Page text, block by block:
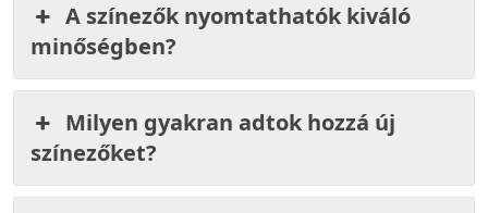
A színezők nyomtathatók kiváló
minőségben?
Milyen gyakran adtok hozzá új
színezőket?